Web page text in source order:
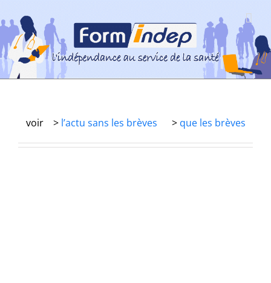
au
contenu
voir > l’actu sans les brèves > que les brèves